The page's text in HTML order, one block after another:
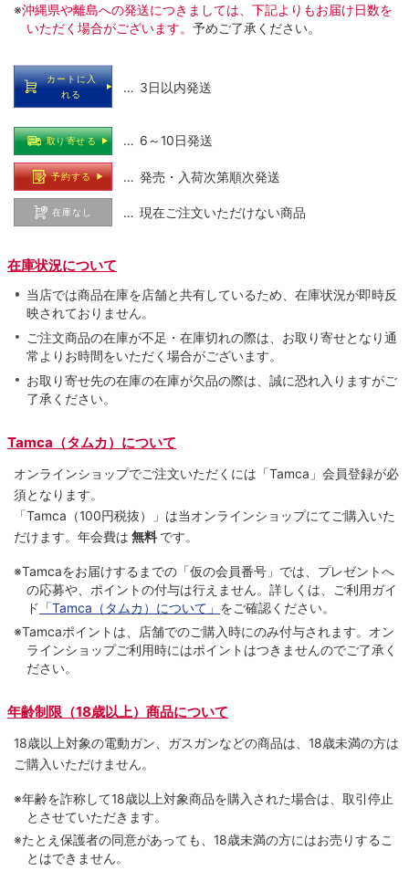
※沖縄県や離島への発送につきましては、下記よりもお届け日数を
いただく場合がございます。 予めご了承ください。
カートに入
れる
… 3日以内発送
取り寄せる … 6～10日発送
予約する … 発売・入荷次第順次発送
在庫なし … 現在ご注文いただけない商品
在庫状況について
当店では商品在庫を店舗と共有しているため、在庫状況が即時反
映されておりません。
ご注文商品の在庫が不足・在庫切れの際は、お取り寄せとなり通
常よりお時間をいただく場合がございます。
お取り寄せ先の在庫の在庫が欠品の際は、誠に恐れ入りますがご
了承ください。
Tamca（タムカ）について
オンラインショップでご注⽂いただくには「Tamca」会員登録が必
須となります。
「Tamca （100円税抜）
」は当オンラインショップにてご購⼊いた
だけます。 年会費は 無料 です。
※Tamcaをお届けするまでの「仮の会員番号」では、プレゼントへ
の応募や、ポイントの付与は⾏えません。詳しくは、ご利⽤ガイ
ド 「Tamca（タムカ）について」 をご確認ください。
※Tamcaポイントは、店舗でのご購⼊時にのみ付与されます。オン
ラインショップご利用時にはポイントはつきませんのでご了承く
ださい。
年齢制限（18歳以上）商品について
18歳以上対象の電動ガン、ガスガンなどの商品は、18歳未満の方は
ご購入いただけません。
※年齢を詐称して18歳以上対象商品を購入された場合は、取引停止
とさせていただきます。
※たとえ保護者の同意があっても、18歳未満の方にはお売りするこ
とはできません。